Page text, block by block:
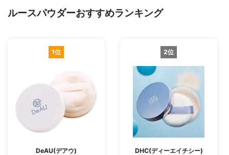
ルースパウダーおすすめランキング
1位
DeAU(デアウ)
2位
DHC(ディーエイチシー)